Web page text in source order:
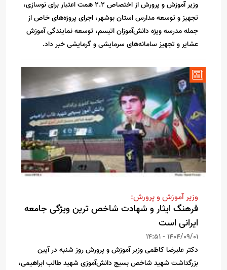
وزیر آموزش و پرورش از اختصاص 2.2 همت اعتبار برای نوسازی،
تجهیز و توسعه مدارس استان بوشهر، اجرای پروژه‌های خاص از
جمله مدرسه ویژه دانش‌آموزان اتیسم، توسعه نمایندگی آموزش
عشایر و تجهیز سامانه‌های سرمایشی و گرمایشی خبر داد.
وزیر آموزش و پرورش:
فرهنگ ایثار و شهادت شاخص ترین ویژگی جامعه
ایرانی است
1404/09/01 - 14:51
دکتر علیرضا کاظمی وزیر آموزش و پرورش روز شنبه در آیین
بزرگداشت شهید شاخص بسیج دانش‌آموزی شهید طالب ابراهیمی،